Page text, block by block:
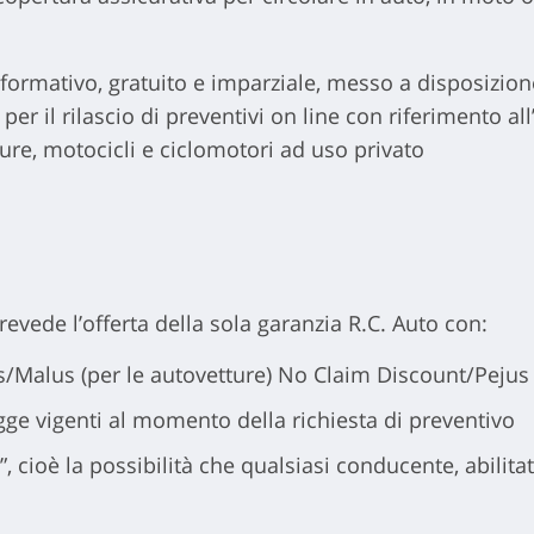
gratuito e imparziale, messo a
per il rilascio di preventivi on line con riferimento
motocicli e ciclomotori ad uso privato
l’offerta della sola garanzia R.C. Auto con:
(per le autovetture) No Claim Discount/
vigenti al momento della richiesta di preventivo
cioè la possibilità che qualsiasi conducente,